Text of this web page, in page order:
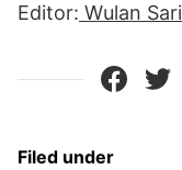
Editor: Wulan Sari
Filed under